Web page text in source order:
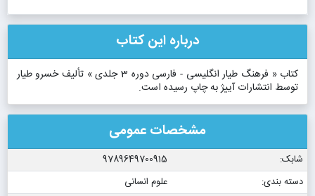
درباره این کتاب
کتاب « فرهنگ طیار انگلیسی - فارسی دوره 3 جلدی » تألیف خسرو طیار
توسط انتشارات آییژ به چاپ رسیده است.
مشخصات عمومی
شابک:
9789649700915
دسته بندی:
علوم انسانی